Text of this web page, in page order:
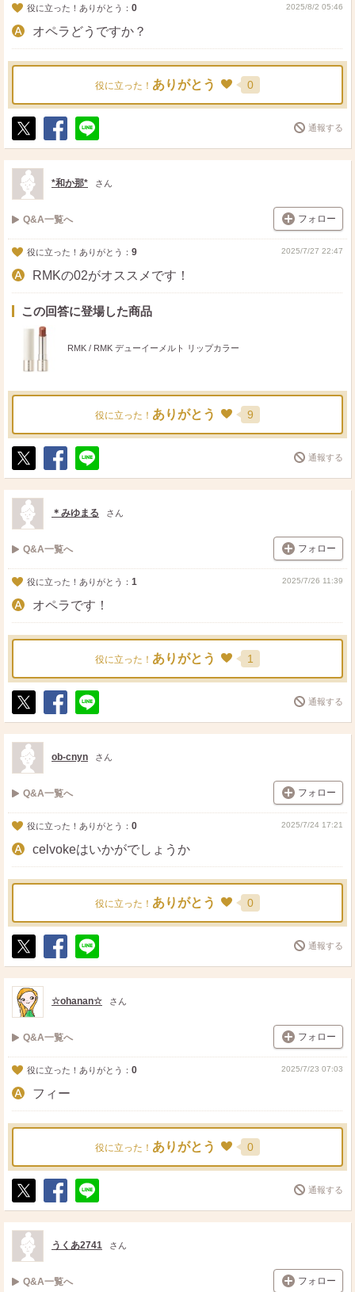
役に立った！ありがとう： 0 2025/8/2 05:46
オペラどうですか？
役に立った！ ありがとう 0
ポ
ス
ト
シ
ェ
送
る
通報する
*和か那* さん
Q&A一覧へ フォロー
役に立った！ありがとう： 9 2025/7/27 22:47
RMKの02がオススメです！
この回答に登場した商品
RMK / RMK デューイーメルト リップカラー
役に立った！ ありがとう 9
ポ
ス
ト
シ
ェ
送
る
通報する
＊みゆまる さん
Q&A一覧へ フォロー
役に立った！ありがとう： 1 2025/7/26 11:39
オペラです！
役に立った！ ありがとう 1
ポ
ス
ト
シ
ェ
送
る
通報する
ob-cnyn さん
Q&A一覧へ フォロー
役に立った！ありがとう： 0 2025/7/24 17:21
celvokeはいかがでしょうか
役に立った！ ありがとう 0
ポ
ス
ト
シ
ェ
送
る
通報する
☆ohanan☆ さん
Q&A一覧へ フォロー
役に立った！ありがとう： 0 2025/7/23 07:03
フィー
役に立った！ ありがとう 0
ポ
ス
ト
シ
ェ
送
る
通報する
うくあ2741 さん
Q&A一覧へ フォロー